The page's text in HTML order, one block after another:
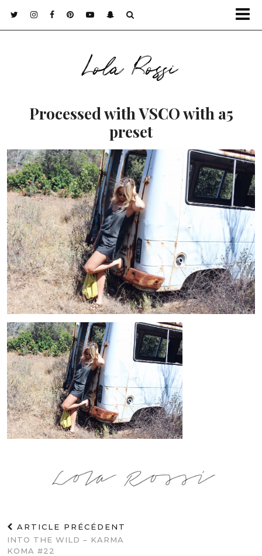
Lola Rossi
Processed with VSCO with a5
preset
ARTICLE PRÉCÉDENT
INTO THE WILD – KARMA
KOMA #22